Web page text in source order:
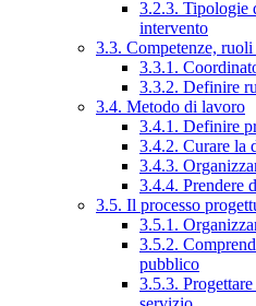
3.2.3. Tipologie
intervento
3.3. Competenze,
3.3.1.
3.3.2. Definire
3.4. Metodo di lavoro
3.4.1. Definire
3.4.2. Curare la
3.4.3.
3.4.4. Prendere
3.5. Il processo
3.5.1.
3.5.2.
pubblico
3.5.3.